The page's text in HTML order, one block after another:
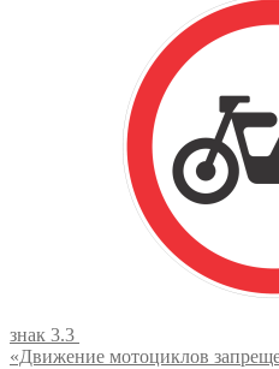
знак 3.3
«Движение мотоциклов